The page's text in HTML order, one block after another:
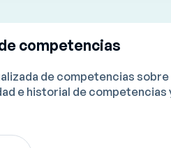
competencias
de competencias
e historial de competencias